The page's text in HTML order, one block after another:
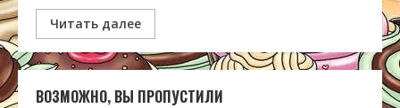
Читать далее
ВОЗМОЖНО, ВЫ ПРОПУСТИЛИ